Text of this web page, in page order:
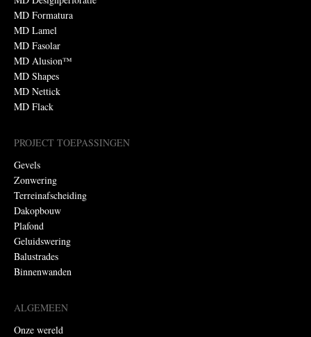
MD Formatura
MD Lamel
MD Fasolar
MD Alusion™
MD Shapes
MD Nettick
MD Flack
PROJECT TOEPASSINGEN
Gevels
Zonwering
Terreinafscheiding
Dakopbouw
Plafond
Geluidswering
Balustrades
Binnenwanden
ALGEMEEN
Onze wereld